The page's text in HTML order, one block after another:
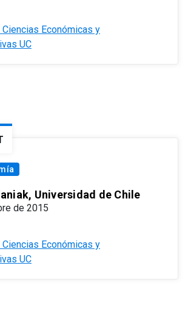
Ciencias Económicas y
UC
Universidad de Chile
de 2015
Ciencias Económicas y
UC